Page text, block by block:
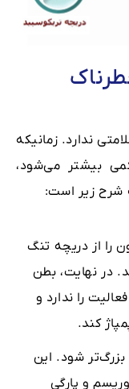
ندارد. زمانیکه
بیشتر می‌شود،
شرح زیر است:
را از دریچه تنگ
در نهایت، بطن
را ندارد و
کند.
بزرگ‌تر شود. این
و پارگی